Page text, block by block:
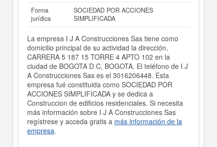
Forma
jurídica
SOCIEDAD POR ACCIONES
SIMPLIFICADA
La empresa I J A Construcciones Sas tiene como
domicilio principal de su actividad la dirección,
CARRERA 5 187 15 TORRE 4 APTO 102 en la
ciudad de BOGOTA D C, BOGOTA. El teléfono de I J
A Construcciones Sas es el 3016206448. Esta
empresa fué constituida como SOCIEDAD POR
ACCIONES SIMPLIFICADA y se dedica a
Construccion de edificios residenciales. Si necesita
más información sobre I J A Construcciones Sas
regístrese y acceda gratis a más información de la
empresa.